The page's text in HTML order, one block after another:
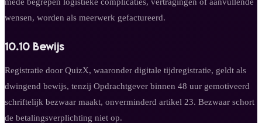
wensen, worden als meerwerk gefactureerd.
10.10 Bewijs
Registratie door QuizX, waaronder digitale tijdregistratie, geldt als
dwingend bewijs, tenzij Opdrachtgever binnen 48 uur gemotiveerd
schriftelijk bezwaar maakt, onverminderd artikel 23. Bezwaar schort
de betalingsverplichting niet op.